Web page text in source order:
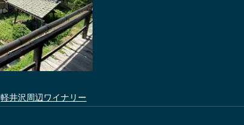
軽井沢周辺ワイナリー